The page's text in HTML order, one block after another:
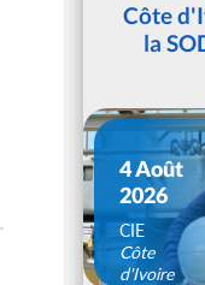
Côte
la
4 Août
2026
CIE
Côte
d'Ivoire